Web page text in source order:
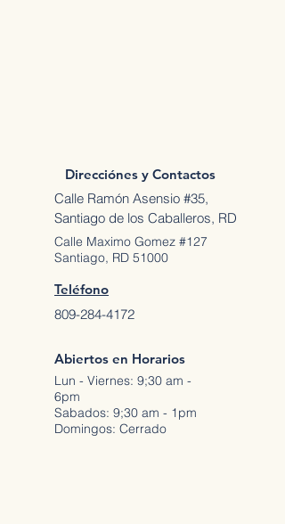
Direcciónes y Contactos
Calle Ramón Asensio #35,
Santiago de los Caballeros, RD
Calle Maximo Gomez #127
Santiago, RD 51000
Teléfono
809-284-4172
Abiertos en Horarios
Lun - Viernes: 9;30 am -
6pm
Sabados: 9;30 am - 1pm
Domingos: Cerrado